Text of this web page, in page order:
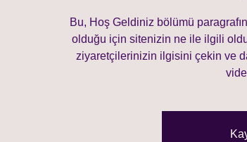
Bu, Hoş Geldiniz bölümü
olduğu için sitenizin ne ile ilgili
ziyaretçilerinizin ilgisini çekin ve